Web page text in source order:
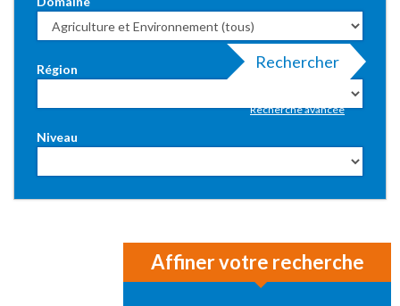
Région
Niveau
Rechercher
Recherche avancée
Affiner votre recherche